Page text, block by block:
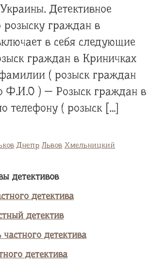
Детективное
розыску граждан в
в себя следующие
граждан в Криничках
( розыск граждан
Ф.И.О ) — Розыск граждан в
телефону ( розыск […]
Днепр Львов Хмельницкий
детективов
детектива
детектив
частного детектива
детектива